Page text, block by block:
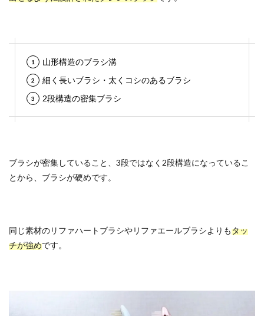
山形構造のブラシ溝
細く長いブラシ・太くコシのあるブラシ
2段構造の密集ブラシ
ブラシが密集していること、3段ではなく2段構造になっているこ
とから、ブラシが硬めです。
同じ素材のリファハートブラシやリファエールブラシよりもタッ
チが強めです。